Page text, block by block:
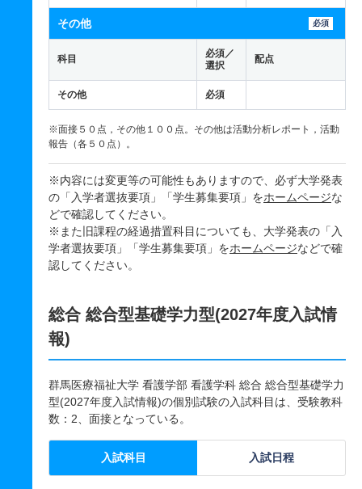
その他 必須
科目
必須／
選択
配点
その他 必須
※面接５０点，その他１００点。その他は活動分析レポート，活動
報告（各５０点）。
※内容には変更等の可能性もありますので、必ず大学発表
の「入学者選抜要項」「学生募集要項」をホームページな
どで確認してください。
※また旧課程の経過措置科目についても、大学発表の「入
学者選抜要項」「学生募集要項」をホームページなどで確
認してください。
総合 総合型基礎学力型(2027年度入試情
報)
群馬医療福祉大学 看護学部 看護学科 総合 総合型基礎学力
型(2027年度入試情報)の個別試験の入試科目は、受験教科
数：2、面接となっている。
入試科目 入試日程